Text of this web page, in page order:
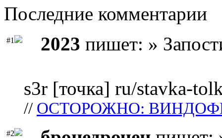
Последние комментарии
#1 2023 пишет: »
s3r [точка] ru/stavka-
// ОСТОРОЖНО:
#2